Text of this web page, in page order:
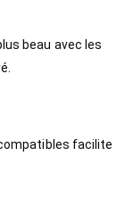
beau avec les
facilite